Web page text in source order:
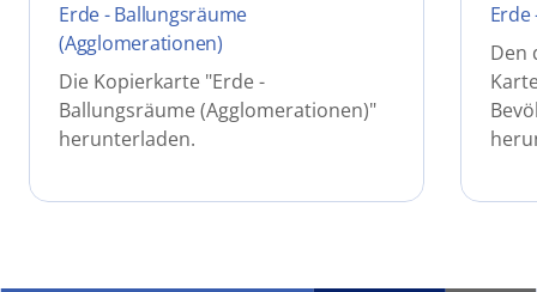
Erde - Ballungsräume
(Agglomerationen)
Die Kopierkarte "Erde -
Ballungsräume (Agglomerationen)"
herunterladen.
Den